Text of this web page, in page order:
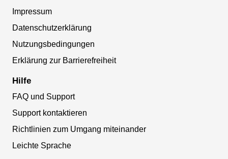
Impressum
Datenschutzerklärung
Nutzungsbedingungen
Erklärung zur Barrierefreiheit
Hilfe
FAQ und Support
Support kontaktieren
Richtlinien zum Umgang miteinander
Leichte Sprache